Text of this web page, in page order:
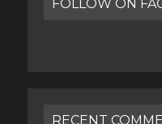
FOLLOW ON
RECENT